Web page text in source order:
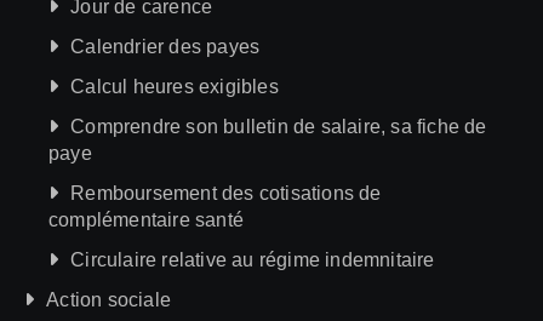
Jour de carence
Calendrier des payes
Calcul heures exigibles
Comprendre son bulletin de salaire, sa fiche de
paye
Remboursement des cotisations de
complémentaire santé
Circulaire relative au régime indemnitaire
Action sociale